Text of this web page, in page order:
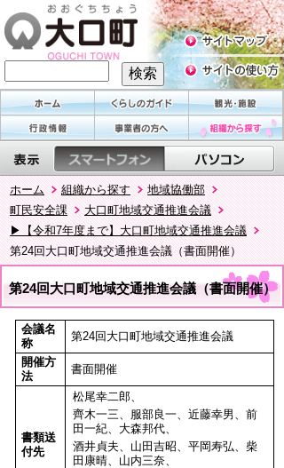
ホーム 組織から探す
地域協働部
町民安全課
大口町地域交通推進会議
▶【令和7年度まで】大口町地域交通推進会議
第24回大口町地域交通推進会議（書面開催）
第24回大口町地域交通推進会議（書面開催）
会議名
称
第24回大口町地域交通推進会議
開催方
法
書面開催
書類送
付先
松尾幸二郎、
齊木一三、服部良一、近藤幸男、前
田一紀、大森邦代、
酒井貞夫、山田吉昭、平岡寿弘、柴
田康晴、山内三奈、